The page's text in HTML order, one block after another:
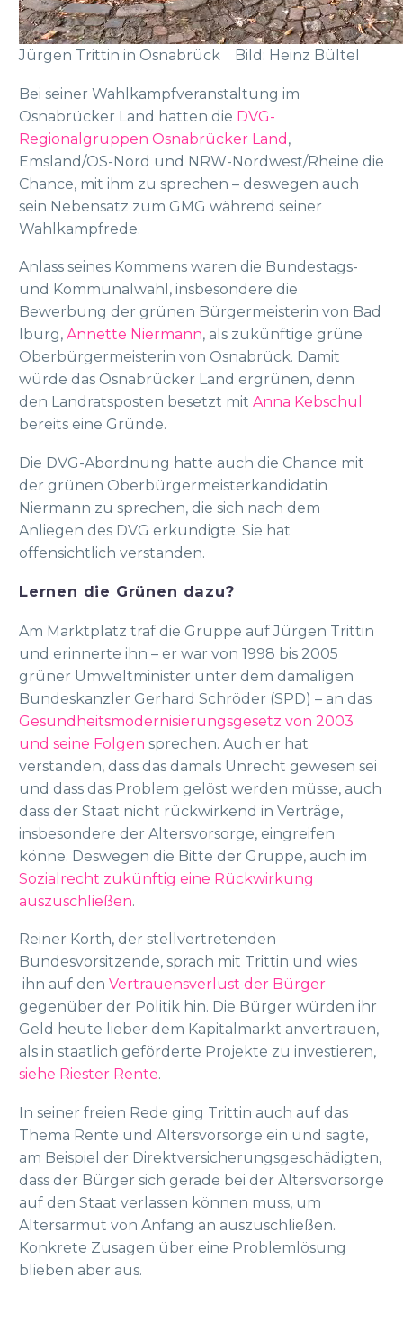
Jürgen Trittin in Osnabrück Bild: Heinz Bültel
Bei seiner Wahlkampfveranstaltung im
Osnabrücker Land hatten die DVG-
Regionalgruppen Osnabrücker Land ,
Emsland/OS-Nord und NRW-Nordwest/Rheine die
Chance, mit ihm zu sprechen – deswegen auch
sein Nebensatz zum GMG während seiner
Wahlkampfrede.
Anlass seines Kommens waren die Bundestags-
und Kommunalwahl, insbesondere die
Bewerbung der grünen Bürgermeisterin von Bad
Iburg, Annette Niermann, als zukünftige grüne
Oberbürgermeisterin von Osnabrück. Damit
würde das Osnabrücker Land ergrünen, denn
den Landratsposten besetzt mit Anna Kebschul
bereits eine Gründe.
Die DVG-Abordnung hatte auch die Chance mit
der grünen Oberbürgermeisterkandidatin
Niermann zu sprechen, die sich nach dem
Anliegen des DVG erkundigte. Sie hat
offensichtlich verstanden.
Lernen die Grünen dazu?
Am Marktplatz traf die Gruppe auf Jürgen Trittin
und erinnerte ihn – er war von 1998 bis 2005
grüner Umweltminister unter dem damaligen
Bundeskanzler Gerhard Schröder (SPD) – an das
Gesundheitsmodernisierungsgesetz von 2003
und seine Folgen sprechen. Auch er hat
verstanden, dass das damals Unrecht gewesen sei
und dass das Problem gelöst werden müsse, auch
dass der Staat nicht rückwirkend in Verträge,
insbesondere der Altersvorsorge, eingreifen
könne. Deswegen die Bitte der Gruppe, auch im
Sozialrecht zukünftig eine Rückwirkung
auszuschließen.
Reiner Korth, der stellvertretenden
Bundesvorsitzende, sprach mit Trittin und wies
ihn auf den Vertrauensverlust der Bürger
gegenüber der Politik hin. Die Bürger würden ihr
Geld heute lieber dem Kapitalmarkt anvertrauen,
als in staatlich geförderte Projekte zu investieren,
siehe Riester Rente.
In seiner freien Rede ging Trittin auch auf das
Thema Rente und Altersvorsorge ein und sagte,
am Beispiel der Direktversicherungsgeschädigten,
dass der Bürger sich gerade bei der Altersvorsorge
auf den Staat verlassen können muss, um
Altersarmut von Anfang an auszuschließen.
Konkrete Zusagen über eine Problemlösung
blieben aber aus.